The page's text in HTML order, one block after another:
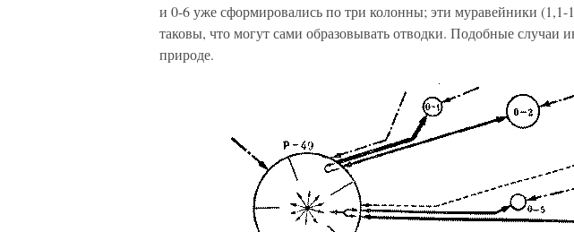
и 0-6 уже сформировались по три колонны; эти муравейники (1,1-
таковы, что могут сами образовывать отводки. Подобные случаи
природе.